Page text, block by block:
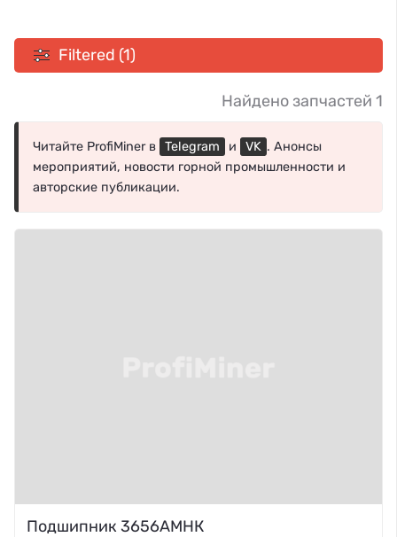
Filtered (1)
Найдено запчастей 1
Читайте ProfiMiner в Telegram и VK . Анонсы
мероприятий, новости горной промышленности и
авторские публикации.
Подшипник 3656АМНК